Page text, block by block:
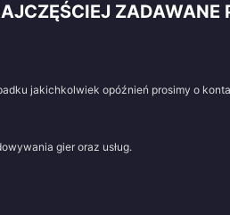
jakichkolwiek opóźnień prosimy o
gier oraz usług.